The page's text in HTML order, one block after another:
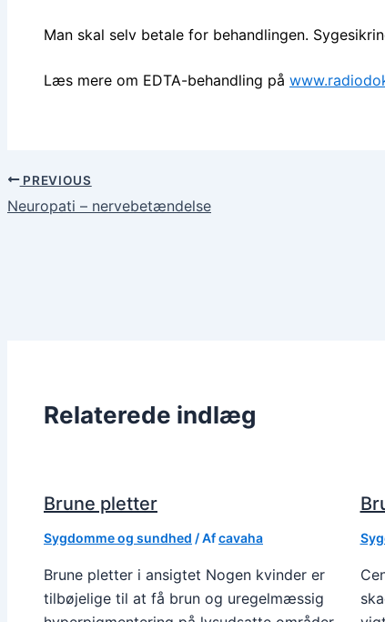
Man skal selv betale for behandlingen.
Læs mere om EDTA-behandling på
PREVIOUS
Neuropati – nervebetændelse
Relaterede indlæg
Brune pletter
Sygdomme og sundhed / Afcavaha
Brune pletter i ansigtet Nogen kvinder er
tilbøjelige til at få brun og uregelmæssig